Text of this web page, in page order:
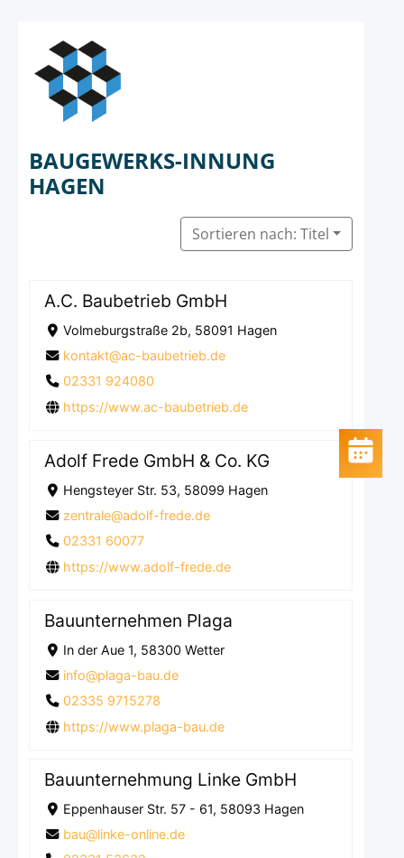
BAUGEWERKS-INNUNG
HAGEN
Sortieren nach: Titel
A.C. Baubetrieb GmbH
Volmeburgstraße 2b, 58091 Hagen
kontakt@ac-baubetrieb.de
02331 924080
https://www.ac-baubetrieb.de
Adolf Frede GmbH & Co. KG
Hengsteyer Str. 53, 58099 Hagen
zentrale@adolf-frede.de
02331 60077
https://www.adolf-frede.de
Bauunternehmen Plaga
In der Aue 1, 58300 Wetter
info@plaga-bau.de
02335 9715278
https://www.plaga-bau.de
Bauunternehmung Linke GmbH
Eppenhauser Str. 57 - 61, 58093 Hagen
bau@linke-online.de